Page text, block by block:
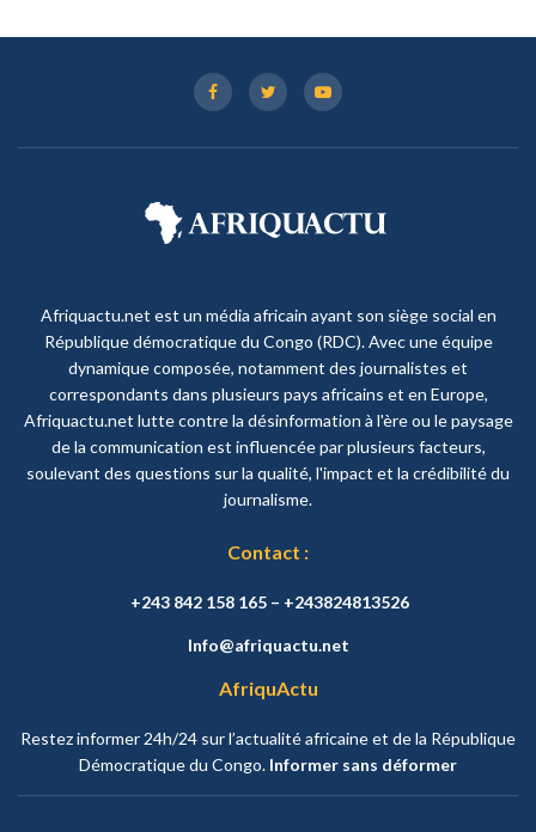
Afriquactu.net est un média africain ayant son siège social en
République démocratique du Congo (RDC). Avec une équipe
dynamique composée, notamment des journalistes et
correspondants dans plusieurs pays africains et en Europe,
Afriquactu.net lutte contre la désinformation à l'ère ou le paysage
de la communication est influencée par plusieurs facteurs,
soulevant des questions sur la qualité, l'impact et la crédibilité du
journalisme.
Contact :
+243 842 158 165 – +243824813526
Info@afriquactu.net
AfriquActu
Restez informer 24h/24 sur l’actualité africaine et de la République
Démocratique du Congo. Informer sans déformer